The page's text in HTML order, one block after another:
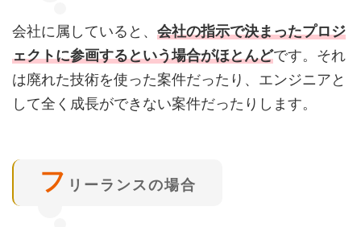
会社に属していると、 会社の指示で決まったプロジ
ェクトに参画するという場合がほとんどです。それ
は廃れた技術を使った案件だったり、エンジニアと
して全く成長ができない案件だったりします。
フ リーランスの場合